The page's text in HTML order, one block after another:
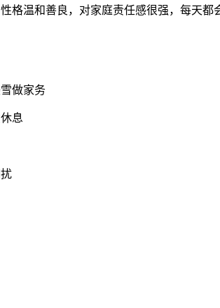
格温和善良，对家庭责任感很强，每天
做家务
息